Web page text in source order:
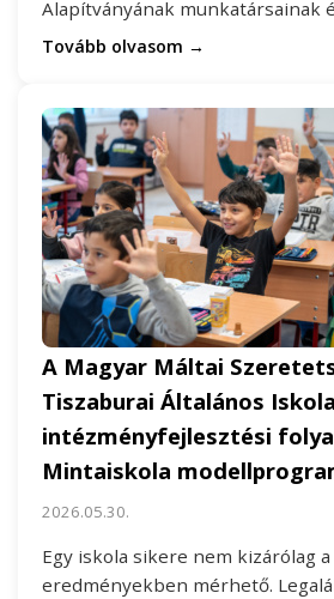
Alapítványának munkatársainak
Tovább olvasom →
A Magyar Máltai
Tiszaburai Általános
intézményfejlesztési
Mintaiskola
2026.05.30.
Egy iskola sikere nem kizárólag
eredményekben mérhető.